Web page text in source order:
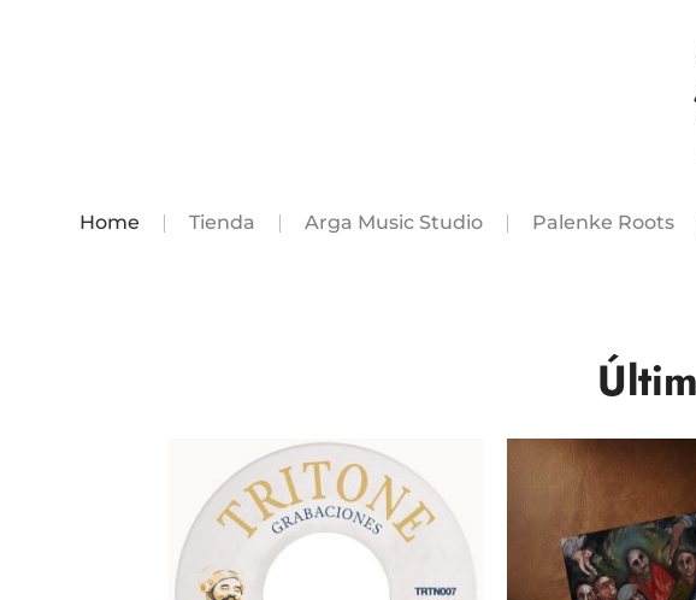
Home Tienda Arga Music Studio Palenke Roots